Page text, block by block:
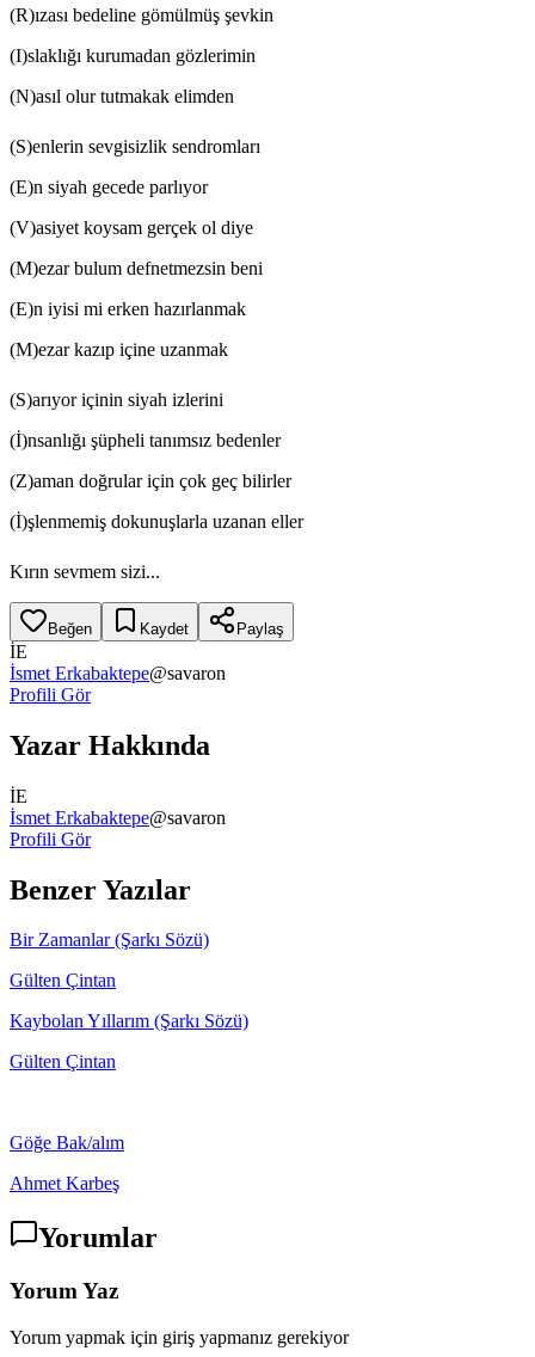
(R)ızası bedeline gömülmüş şevkin
(I)slaklığı kurumadan gözlerimin
(N)asıl olur tutmakak elimden
(S)enlerin sevgisizlik sendromları
(E)n siyah gecede parlıyor
(V)asiyet koysam gerçek ol diye
(M)ezar bulum defnetmezsin beni
(E)n iyisi mi erken hazırlanmak
(M)ezar kazıp içine uzanmak
(S)arıyor içinin siyah izlerini
(İ)nsanlığı şüpheli tanımsız bedenler
(Z)aman doğrular için çok geç bilirler
(İ)şlenmemiş dokunuşlarla uzanan eller
Kırın sevmem sizi...
Beğen Kaydet Paylaş
İE
İsmet Erkabaktepe@savaron
Profili Gör
Yazar Hakkında
İE
İsmet Erkabaktepe@savaron
Profili Gör
Benzer Yazılar
Bir Zamanlar (Şarkı Sözü)
Gülten Çintan
Kaybolan Yıllarım (Şarkı Sözü)
Gülten Çintan
Göğe Bak/alım
Ahmet Karbeş
Yorumlar
Yorum Yaz
Yorum yapmak için giriş yapmanız gerekiyor